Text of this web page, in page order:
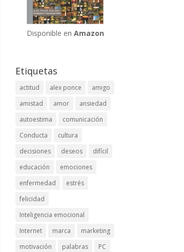
Disponible en Amazon
Etiquetas
actitud alex ponce
amigo
amistad
amor
ansiedad
autoestima
comunicación
Conducta
cultura
decisiones
deseos
difícil
educación
emociones
enfermedad
estrés
felicidad
Inteligencia emocional
Internet
marca
marketing
motivación
palabras
PC